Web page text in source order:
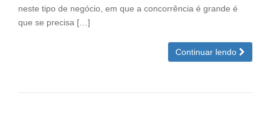
neste tipo de negócio, em que a concorrência é grande é
que se precisa […]
Continuar lendo